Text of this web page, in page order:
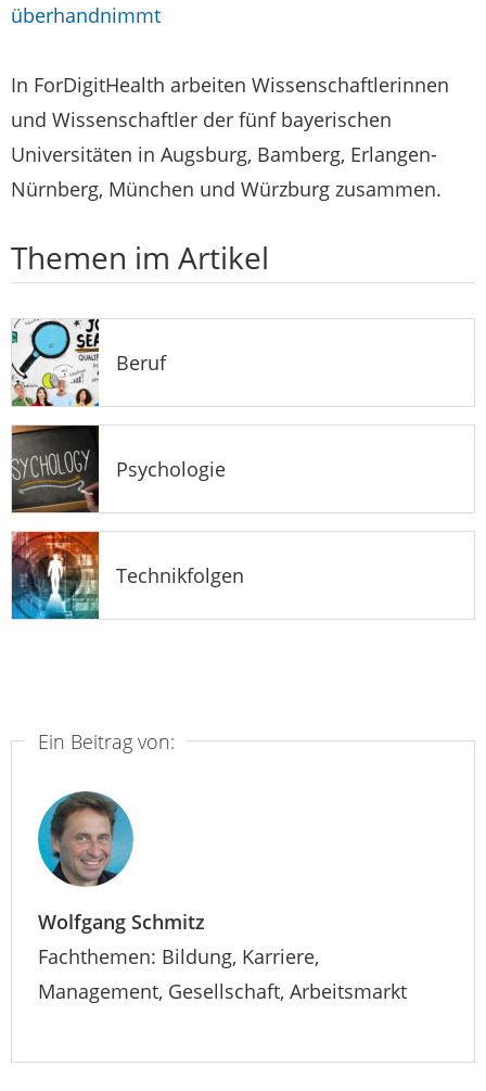
überhandnimmt
In ForDigitHealth arbeiten Wissenschaftlerinnen
und Wissenschaftler der fünf bayerischen
Universitäten in Augsburg, Bamberg, Erlangen-
Nürnberg, München und Würzburg zusammen.
Themen im Artikel
Beruf
Psychologie
Technikfolgen
Ein Beitrag von:
Wolfgang Schmitz
Fachthemen: Bildung, Karriere,
Management, Gesellschaft, Arbeitsmarkt